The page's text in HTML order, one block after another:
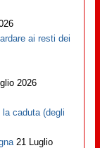
ai resti dei
2026
caduta (degli
21 Luglio